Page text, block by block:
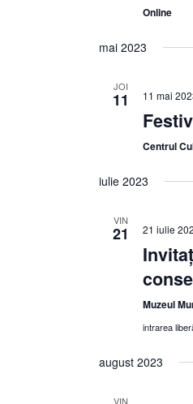
Online
mai 2023
JOI
11 11 mai
Centrul
iulie 2023
VIN
21 21 iulie
Muzeul
intrarea
august 2023
VIN